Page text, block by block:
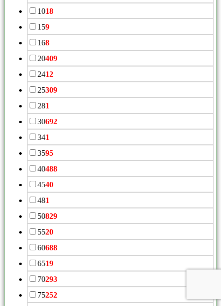
1018
159
168
20409
2412
25309
281
30692
341
3595
40488
4540
481
50829
5520
60688
6519
70293
75252